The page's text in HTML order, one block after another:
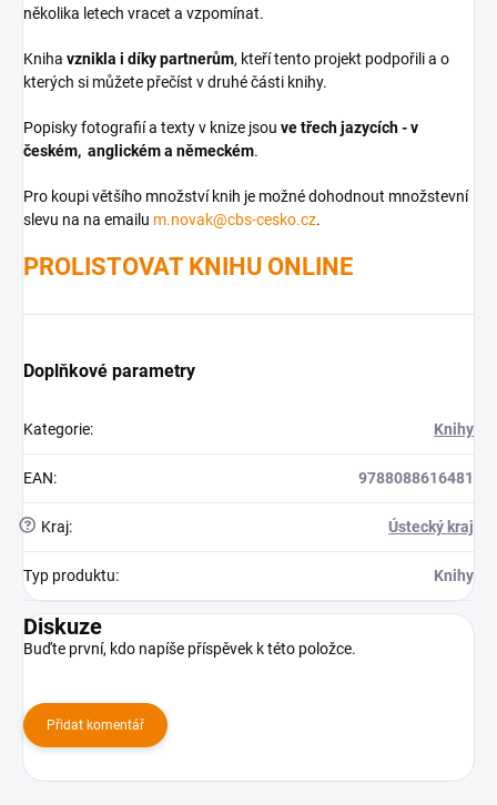
několika letech vracet a vzpomínat.
Kniha vznikla i díky partnerům, kteří tento projekt podpořili a o
kterých si můžete přečíst v druhé části knihy.
Popisky fotografií a texty v knize jsou ve třech jazycích - v
českém, anglickém a německém.
Pro koupi většího množství knih je možné dohodnout množstevní
slevu na na emailu m.novak@cbs-cesko.cz.
PROLISTOVAT KNIHU ONLINE
Doplňkové parametry
Kategorie: Knihy
EAN: 9788088616481
? Kraj: Ústecký kraj
Typ produktu: Knihy
Diskuze
Buďte první, kdo napíše příspěvek k této položce.
Přidat komentář